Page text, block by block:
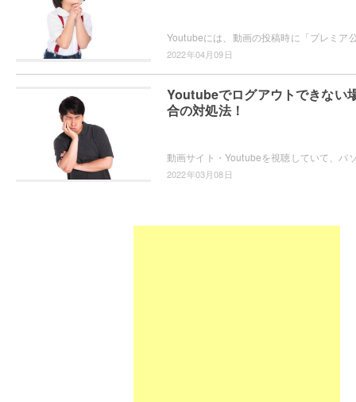
2022年04月09日
Youtubeでログアウトできない
合の対処法！
2022年03月08日